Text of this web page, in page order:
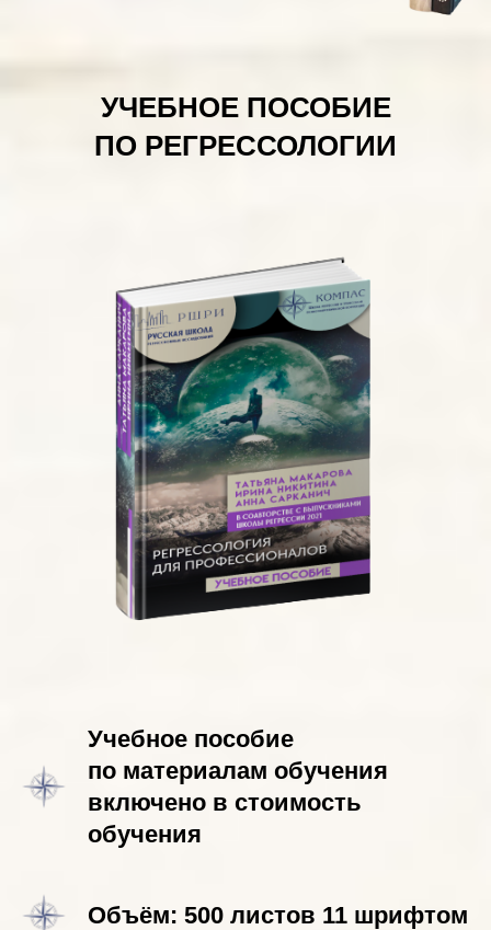
УЧЕБНОЕ ПОСОБИЕ
ПО РЕГРЕССОЛОГИИ
Учебное пособие
по материалам обучения
включено в стоимость
обучения
Объём: 500 листов 11 шрифтом